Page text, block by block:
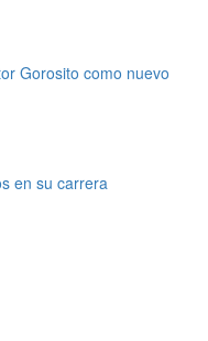
Gorosito como nuevo
en su carrera